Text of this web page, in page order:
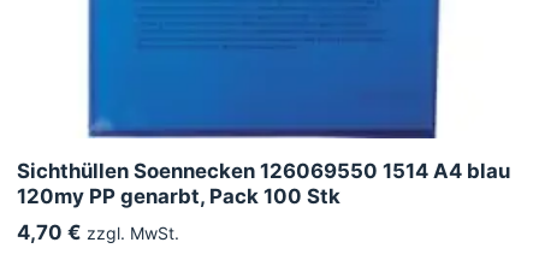
Sichthüllen Soennecken 126069550 1514 A4 blau
120my PP genarbt, Pack 100 Stk
4,70 € zzgl. MwSt.